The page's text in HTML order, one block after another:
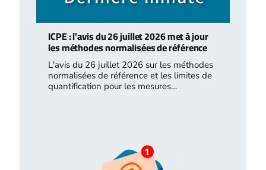
ICPE : l’avis du 26 juillet 2026 met à jour
les méthodes normalisées de référence
L'avis du 26 juillet 2026 sur les méthodes
normalisées de référence et les limites de
quantification pour les mesures…